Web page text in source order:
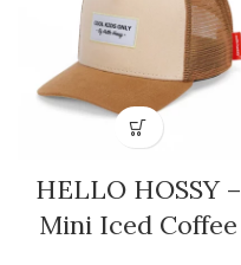
HELLO HOSSY –
Mini Iced Coffee